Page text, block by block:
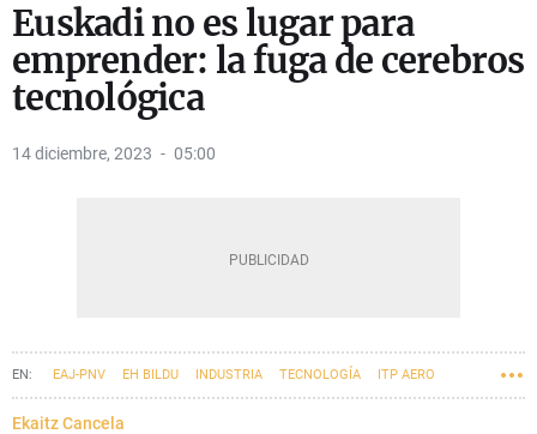
Euskadi no es lugar para
emprender: la fuga de cerebros
tecnológica
14 diciembre, 2023 05:00
EAJ-PNV EH BILDU INDUSTRIA TECNOLOGÍA ITP AERO
GESTAMP EMPRESAS VASCAS
Ekaitz Cancela